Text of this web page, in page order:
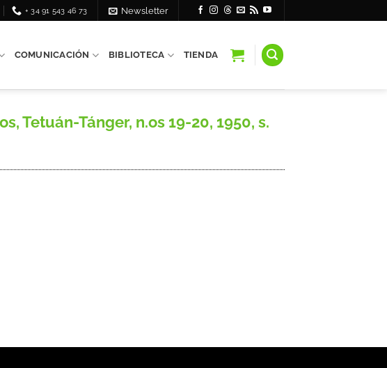
+ 34 91 543 46 73 Newsletter
COMUNICACIÓN BIBLIOTECA TIENDA
Tetuán-Tánger, n.os 19-20, 1950, s.